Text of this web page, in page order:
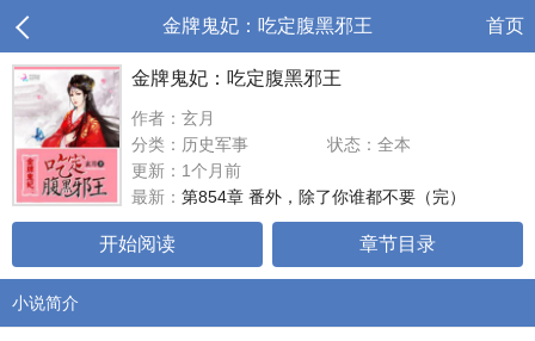
金牌鬼妃：吃定腹黑邪王 首页
金牌鬼妃：吃定腹黑邪王
作者：玄月
分类：历史军事
状态：全本
更新：1个月前
最新： 第854章 番外，除了你谁都不要（完）
开始阅读 章节目录
小说简介